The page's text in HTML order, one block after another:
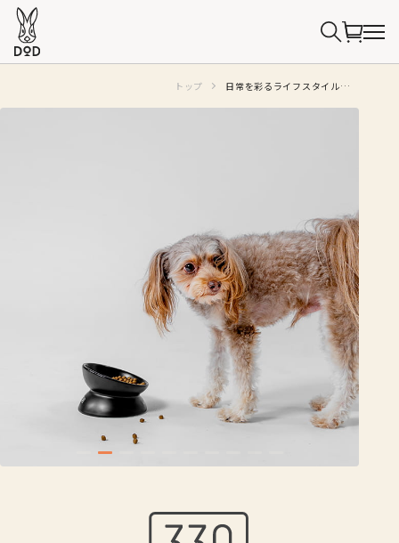
トップ 日常を彩るライフスタイルライン「330（さんさんまる）」シリーズ